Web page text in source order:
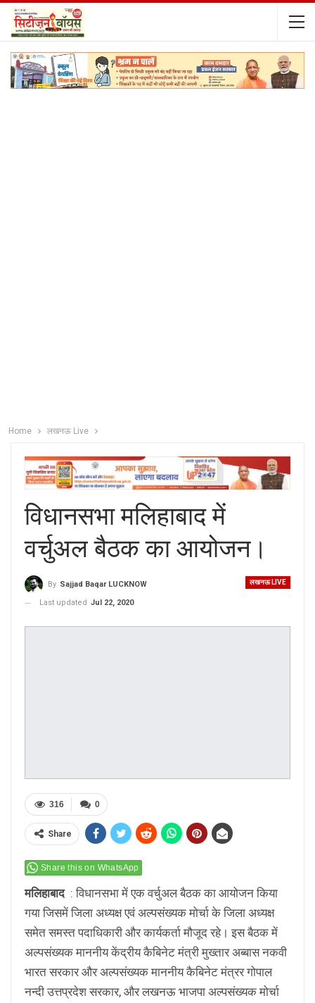
Home लखनऊ Live
विधानसभा मलिहाबाद में
वर्चुअल बैठक का आयोजन।
लखनऊ LIVE
By Sajjad Baqar LUCKNOW
Last updated Jul 22, 2020
0
316
Share
Share this on WhatsApp
मलिहाबाद: विधानसभा में एक वर्चुअल बैठक का आयोजन किया
गया जिसमें जिला अध्यक्ष एवं अल्पसंख्यक मोर्चा के जिला अध्यक्ष
समेत समस्त पदाधिकारी और कार्यकर्ता मौजूद रहे। इस बैठक में
अल्पसंख्यक माननीय केंद्रीय कैबिनेट मंत्री मुख्तार अब्बास नकवी
भारत सरकार और अल्पसंख्यक माननीय कैबिनेट मंत्ररगोपाल
नन्दी उत्तप्रदेश सरकार, और लखनऊ भाजपा अल्पसंख्यक मोर्चा